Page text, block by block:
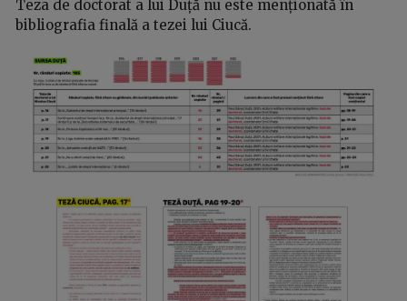
Teza de doctorat a lui Duță nu este menționată în
bibliografia finală a tezei lui Ciucă.